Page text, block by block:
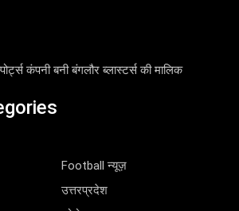
कंपनी बनी बंगलौर ब्लास्टर्स की मालिक
Football न्यूज़
उत्तरप्रदेश